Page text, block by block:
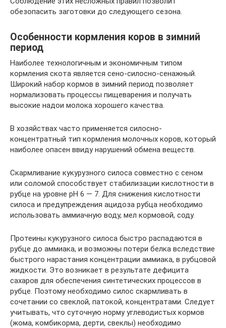
обезопасить заготовки до следующего сезона.
Особенности кормления коров в зимний
период
Наиболее технологичным и экономичным типом
кормления скота является сено-силосно-сенажный.
Широкий набор кормов в зимний период позволяет
нормализовать процессы пищеварения и получать
высокие надои молока хорошего качества.
В хозяйствах часто применяется силосно-
концентратный тип кормления молочных коров, который
наиболее опасен ввиду нарушений обмена веществ.
Скармливание кукурузного силоса совместно с сеном
или соломой способствует стабилизации кислотности в
рубце на уровне рН 6 — 7. Для снижения кислотности
силоса и предупреждения ацидоза рубца необходимо
использовать аммиачную воду, мел кормовой, соду.
Протеины кукурузного силоса быстро распадаются в
рубце до аммиака, и возможны потери белка вследствие
быстрого нарастания концентрации аммиака, в рубцовой
жидкости. Это возникает в результате дефицита
сахаров для обеспечения синтетических процессов в
рубце. Поэтому необходимо силос скармливать в
сочетании со свеклой, патокой, концентратами. Следует
учитывать, что суточную норму углеводистых кормов
(жома, комбикорма, дерти, свеклы) необходимо